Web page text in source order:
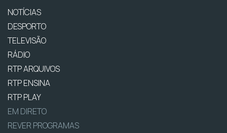
NOTÍCIAS
DESPORTO
TELEVISÃO
RÁDIO
RTP ARQUIVOS
RTP ENSINA
RTP PLAY
EM DIRETO
REVER PROGRAMAS